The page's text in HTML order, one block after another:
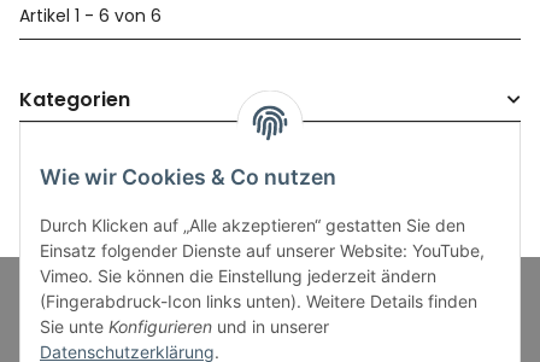
Artikel 1 - 6 von 6
Kategorien
Informationen
Wie wir Cookies & Co nutzen
Durch Klicken auf „Alle akzeptieren“ gestatten Sie den
Einsatz folgender Dienste auf unserer Website: YouTube,
Vimeo. Sie können die Einstellung jederzeit ändern
(Fingerabdruck-Icon links unten). Weitere Details finden
Sie unte Konfigurieren und in unserer
Datenschutzerklärung.